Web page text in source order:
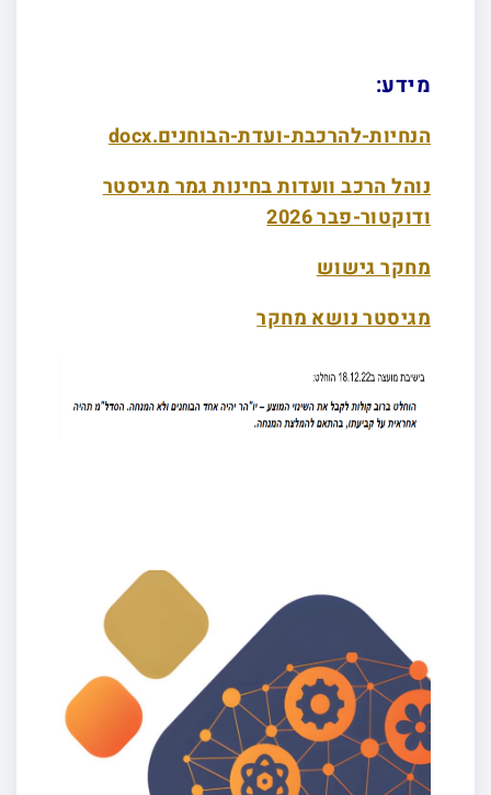
מידע:
הנחיות-להרכבת-ועדת-הבוחנים.docx
נוהל הרכב וועדות בחינות גמר מגיסטר
ודוקטור-פבר 2026
מחקר גישוש
מגיסטר נושא מחקר